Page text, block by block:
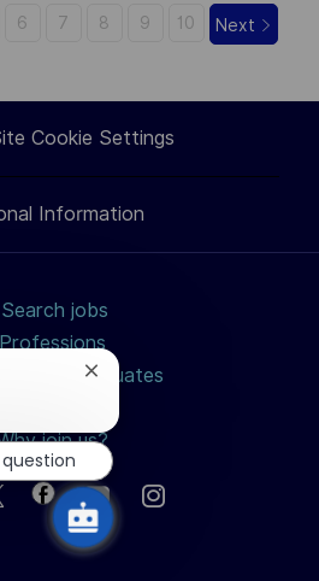
6 7 8 9 10 Next
Cookie Settings
Information
Search jobs
and Graduates
join us?
Close
notification
question